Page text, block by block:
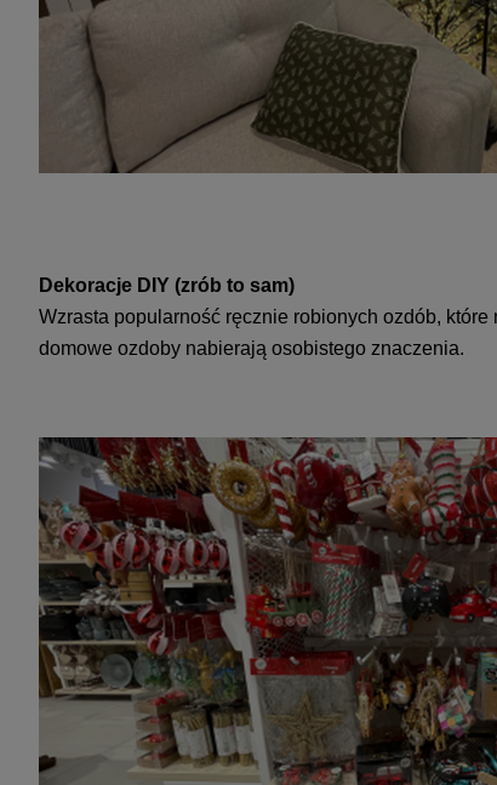
Dekoracje DIY (zrób to sam)
Wzrasta popularność ręcznie robionych ozdób,
domowe ozdoby nabierają osobistego znaczenia.